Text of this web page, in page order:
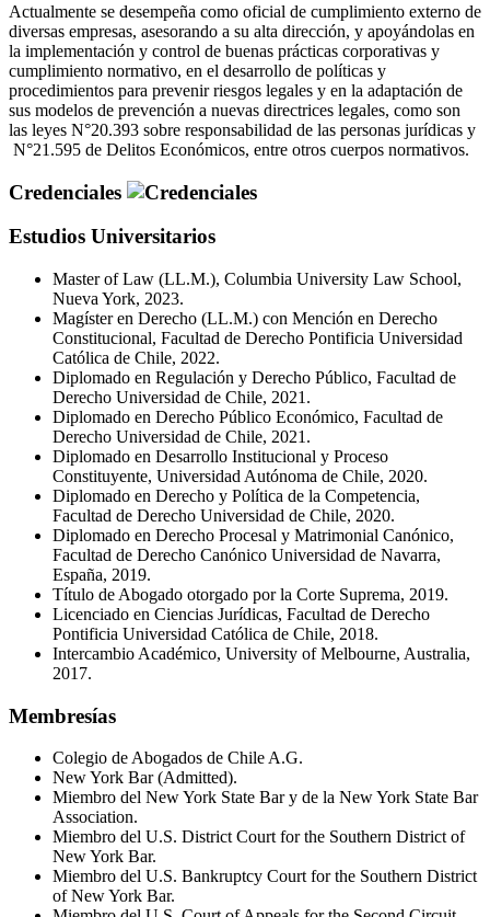
Actualmente se desempeña como oficial de cumplimiento externo de
diversas empresas, asesorando a su alta dirección, y apoyándolas en
la implementación y control de buenas prácticas corporativas y
cumplimiento normativo, en el desarrollo de políticas y
procedimientos para prevenir riesgos legales y en la adaptación de
sus modelos de prevención a nuevas directrices legales, como son
las leyes N°20.393 sobre responsabilidad de las personas jurídicas y
N°21.595 de Delitos Económicos, entre otros cuerpos normativos.
Credenciales
Estudios Universitarios
Master of Law (LL.M.), Columbia University Law School,
Nueva York, 2023.
Magíster en Derecho (LL.M.) con Mención en Derecho
Constitucional, Facultad de Derecho Pontificia Universidad
Católica de Chile, 2022.
Diplomado en Regulación y Derecho Público, Facultad de
Derecho Universidad de Chile, 2021.
Diplomado en Derecho Público Económico, Facultad de
Derecho Universidad de Chile, 2021.
Diplomado en Desarrollo Institucional y Proceso
Constituyente, Universidad Autónoma de Chile, 2020.
Diplomado en Derecho y Política de la Competencia,
Facultad de Derecho Universidad de Chile, 2020.
Diplomado en Derecho Procesal y Matrimonial Canónico,
Facultad de Derecho Canónico Universidad de Navarra,
España, 2019.
Título de Abogado otorgado por la Corte Suprema, 2019.
Licenciado en Ciencias Jurídicas, Facultad de Derecho
Pontificia Universidad Católica de Chile, 2018.
Intercambio Académico, University of Melbourne, Australia,
2017.
Membresías
Colegio de Abogados de Chile A.G.
New York Bar (Admitted).
Miembro del New York State Bar y de la New York State Bar
Association.
Miembro del U.S. District Court for the Southern District of
New York Bar.
Miembro del U.S. Bankruptcy Court for the Southern District
of New York Bar.